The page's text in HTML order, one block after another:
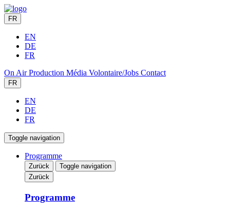
FR
EN
DE
FR
On AirProduction Média Volontaire/Jobs Contact
FR
EN
DE
FR
Toggle navigation
Programme
Zurück
Toggle navigation
Zurück
Programme